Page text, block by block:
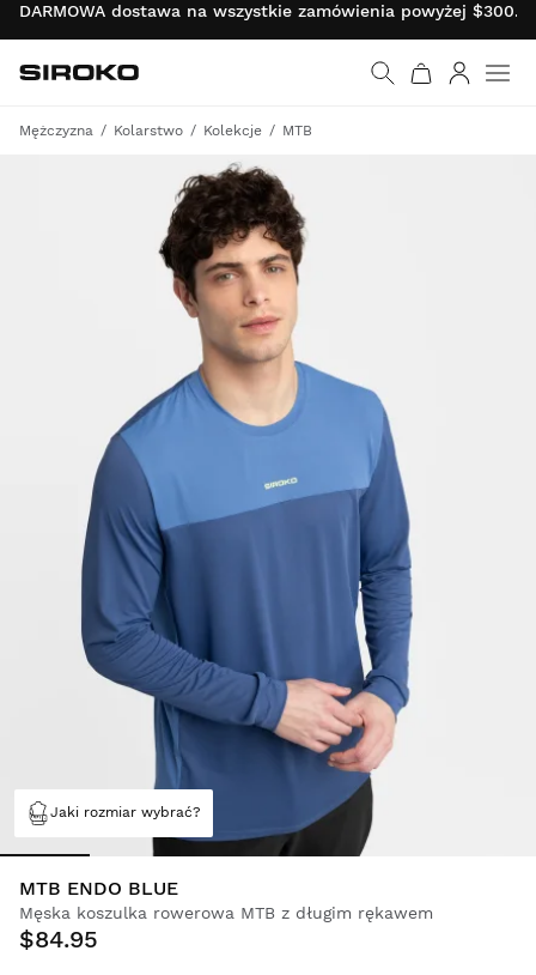
DARMOWA dostawa na wszystkie zamówienia powyżej
Wróć do strony
Siroko.com
Mężczyzna Kolarstwo Kolekcje MTB
Jaki rozmiar wybrać?
MTB ENDO BLUE
Męska koszulka rowerowa MTB z długim rękawem
$84.95